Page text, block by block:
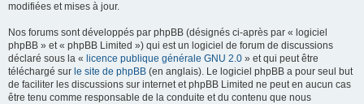
modifiées et mises à jour.
Nos forums sont développés par phpBB (désignés ci-après par « logiciel
phpBB » et « phpBB Limited ») qui est un logiciel de forum de discussions
déclaré sous la « licence publique générale GNU 2.0 » et qui peut être
téléchargé sur le site de phpBB (en anglais). Le logiciel phpBB a pour seul but
de faciliter les discussions sur internet et phpBB Limited ne peut en aucun cas
être tenu comme responsable de la conduite et du contenu que nous